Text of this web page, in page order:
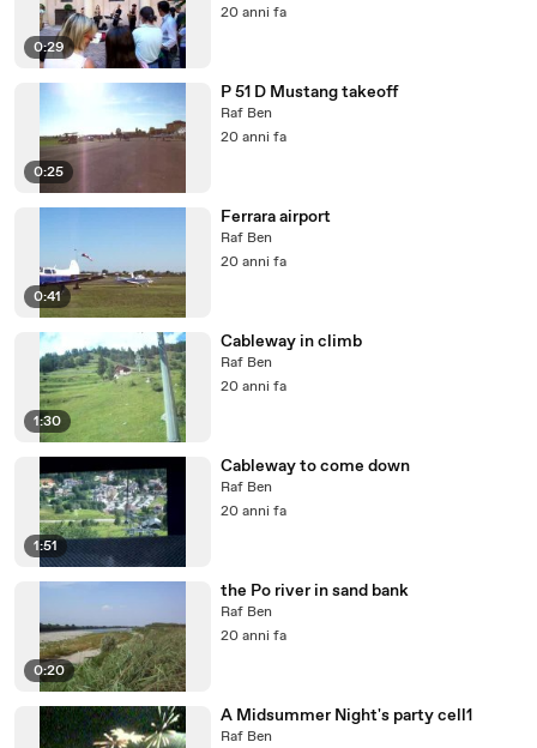
0:29
20 anni fa
0:25
P 51 D Mustang takeoff
Raf Ben
20 anni fa
0:41
Ferrara airport
Raf Ben
20 anni fa
1:30
Cableway in climb
Raf Ben
20 anni fa
1:51
Cableway to come down
Raf Ben
20 anni fa
0:20
the Po river in sand bank
Raf Ben
20 anni fa
A Midsummer Night's party cell1
Raf Ben